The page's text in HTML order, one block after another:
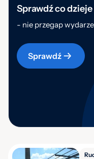
Sprawdź co
- nie przegap
Sprawdź